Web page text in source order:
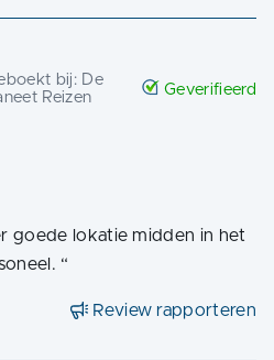
bij: De
Reizen
Geverifieerd
goede lokatie midden in het
“
Review rapporteren